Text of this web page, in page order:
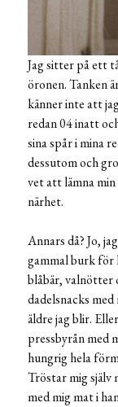
Jag sitter på ett
öronen. Tanken
känner inte att
redan 04 inatt
sina spår i mina
dessutom och
vet att lämna
närhet.
Annars då? Jo,
gammal burk för
blåbär, valnötter
dadelsnacks
äldre jag blir.
pressbyrån med
hungrig hela
Tröstar mig själv
med mig mat i